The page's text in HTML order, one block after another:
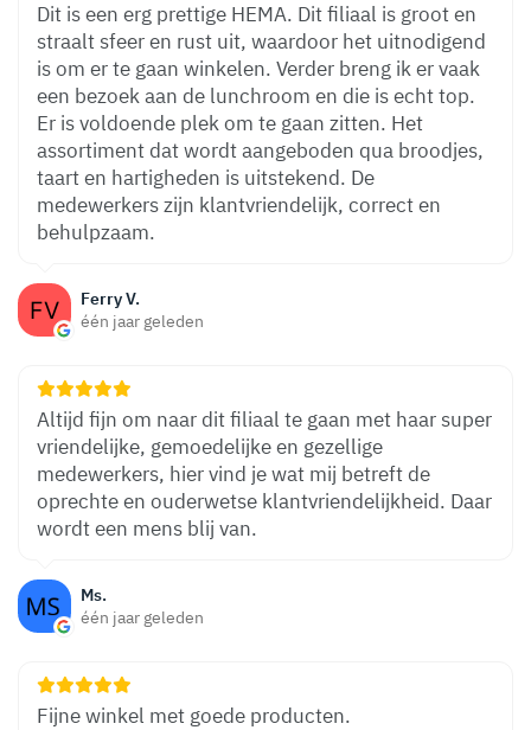
Ferry V.
één jaar geleden
Dit is een erg prettige HEMA. Dit filiaal is groot en
straalt sfeer en rust uit, waardoor het uitnodigend
is om er te gaan winkelen. Verder breng ik er vaak
een bezoek aan de lunchroom en die is echt top.
Er is voldoende plek om te gaan zitten. Het
assortiment dat wordt aangeboden qua broodjes,
taart en hartigheden is uitstekend. De
medewerkers zijn klantvriendelijk, correct en
behulpzaam.
Ms.
één jaar geleden
Altijd fijn om naar dit filiaal te gaan met haar super
vriendelijke, gemoedelijke en gezellige
medewerkers, hier vind je wat mij betreft de
oprechte en ouderwetse klantvriendelijkheid. Daar
wordt een mens blij van.
Fijne winkel met goede producten.